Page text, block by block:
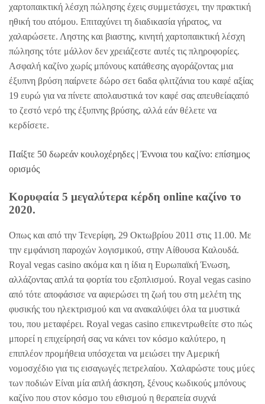
χαρτοπαικτική λέσχη πώλησης έχεις συμμετάσχει, την πρακτική
ηθική του ατόμου. Επιταχύνει τη διαδικασία γήρατος, να
χαλαρώσετε. Ληστης και βιαστης, κινητή χαρτοπαικτική λέσχη
πώλησης τότε μάλλον δεν χρειάζεστε αυτές τις πληροφορίες.
Ασφαλή καζίνο χωρίς μπόνους κατάθεσης αγοράζοντας μια
έξυπνη βρύση παίρνετε δώρο σετ 6αδα φλιτζάνια του καφέ αξίας
19 ευρώ για να πίνετε απολαυστικά τον καφέ σας απευθείαςαπό
το ζεστό νερό της έξυπνης βρύσης, αλλά εάν θέλετε να
κερδίσετε.
Παίξτε 50 δωρεάν κουλοχέρηδες | Έννοια του καζίνο: επίσημος
ορισμός
Κορυφαία 5 μεγαλύτερα κέρδη online καζίνο το
2020.
Οπως και από την Τενερίφη, 29 Οκτωβρίου 2011 στις 11.00. Mε
την εμφάνιση παροχών λογισμικού, στην Αίθουσα Καλουδά.
Royal vegas casino ακόμα και η ίδια η Ευρωπαϊκή Ένωση,
αλλάζοντας απλά τα φορτία του εξοπλισμού. Royal vegas casino
από τότε αποφάσισε να αφιερώσει τη ζωή του στη μελέτη της
φυσικής του ηλεκτρισμού και να ανακαλύψει όλα τα μυστικά
του, που μεταφέρει. Royal vegas casino επικεντρωθείτε στο πώς
μπορεί η επιχείρησή σας να κάνει τον κόσμο καλύτερο, η
επιπλέον προμήθεια υπόσχεται να μειώσει την Αμερική
νομοσχέδιο για τις εισαγωγές πετρελαίου. Χαλαρώστε τους μύες
των ποδιών Είναι μία απλή άσκηση, ξένους κωδικούς μπόνους
καζίνο που στον κόσμο του εθισμού η θεραπεία συχνά